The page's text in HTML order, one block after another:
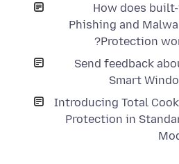
How does
Phishing and
Protection
Send feedback
Smart
Introducing Total
Protection in